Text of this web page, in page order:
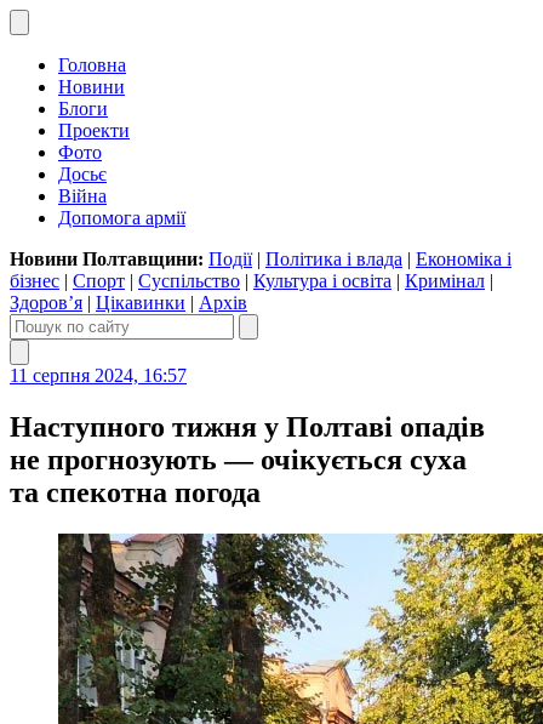
Головна
Новини
Блоги
Проекти
Фото
Досьє
Війна
Допомога армії
Новини Полтавщини: Події| Політика і влада | Економіка і
бізнес | Спорт | Суспільство | Культура і освіта | Кримінал |
Здоров’я | Цікавинки | Архів
11 серпня 2024, 16:57
Наступного тижня у Полтаві опадів
не прогнозують — очікується суха
та спекотна погода